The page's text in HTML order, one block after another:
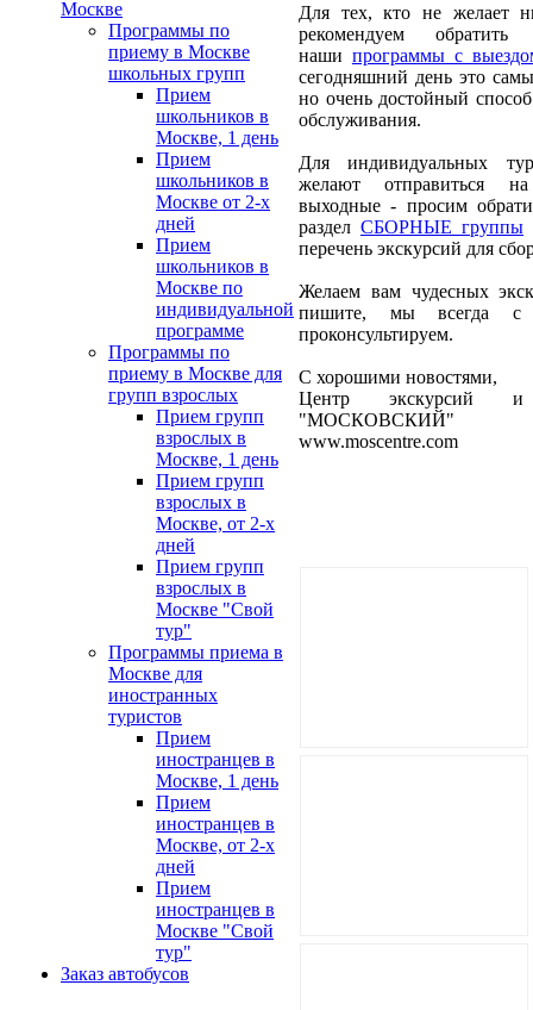
Москве
Программы по
приему в Москве
школьных групп
Прием
школьников в
Москве, 1 день
Прием
школьников в
Москве от 2-х
дней
Прием
школьников в
Москве по
индивидуальной
программе
Программы по
приему в Москве для
групп взрослых
Прием групп
взрослых в
Москве, 1 день
Прием групп
взрослых в
Москве, от 2-х
дней
Прием групп
взрослых в
Москве "Свой
тур"
Программы приема в
Москве для
иностранных
туристов
Прием
иностранцев в
Москве, 1 день
Прием
иностранцев в
Москве, от 2-х
дней
Прием
иностранцев в
Москве "Свой
тур"
Заказ автобусов
Для тех, кто не желает
рекомендуем
наши программы с
сегодняшний день это
но очень достойный
обслуживания.
Для индивидуальных
желают отправиться
выходные - просим
раздел СБОРНЫЕ группы
перечень экскурсий для
Желаем вам чудесных
пишите, мы всегда с
проконсультируем.
С хорошими новостями,
Центр экскурсий и
"МОСКОВСКИЙ"
www.moscentre.com